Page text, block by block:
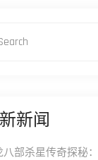
新闻
八部杀星传奇探秘